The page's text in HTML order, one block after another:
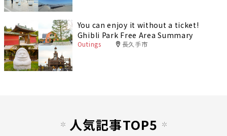
You can enjoy it without a ticket!
Ghibli Park Free Area Summary
Outings 長久手市
人気記事TOP5